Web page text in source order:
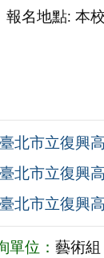
名地點: 本
臺北市立復興
臺北市立復興
臺北市立復興
單位： 藝術